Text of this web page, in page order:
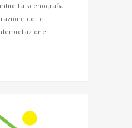
la scenografia
delle